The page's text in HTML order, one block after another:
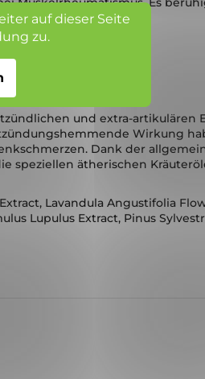
auf dieser Seite
zu.
Wirkungen.
und extra-artikulären
Wirkung
Dank der
speziellen ätherischen
Lavandula Angustifolia
Lupulus Extract, Pinus